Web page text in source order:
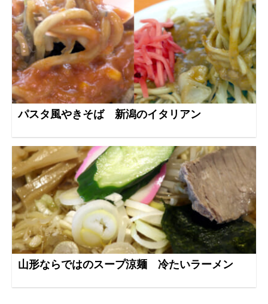
パスタ風やきそば 新潟のイタリアン
山形ならではのスープ涼麺 冷たいラーメン